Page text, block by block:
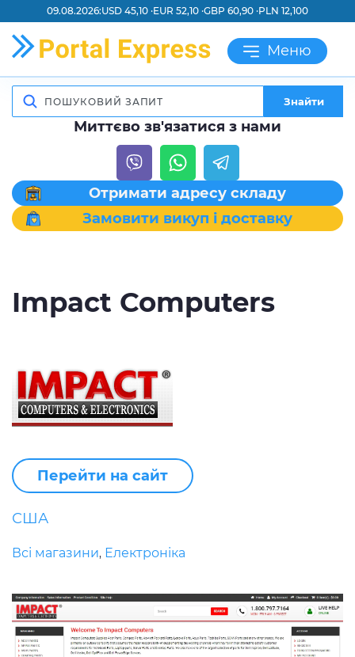
09.08.2026:USD 45,10 ·EUR 52,10 ·GBP 60,90 ·PLN 12,100
Меню
Знайти
Миттєво зв'язатися з нами
Отримати адресу складу
Замовити викуп і доставку
Impact Computers
Перейти на сайт
США
Всі магазини, Електроніка